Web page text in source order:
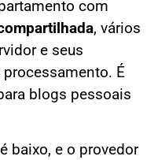
com
, vários
e seus
É
blogs pessoais
baixo, e o provedor